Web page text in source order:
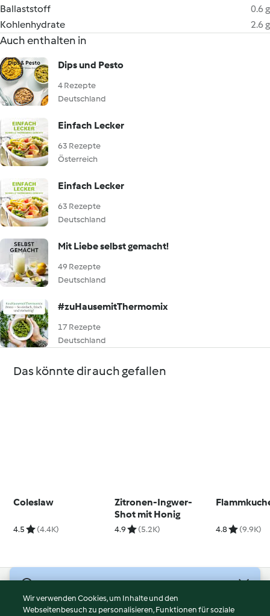
Ballaststoff
0.6 g
Kohlenhydrate
2.6 g
Auch enthalten in
Dips und Pesto
4 Rezepte
Deutschland
Einfach Lecker
63 Rezepte
Österreich
Einfach Lecker
63 Rezepte
Deutschland
Mit Liebe selbst gemacht!
49 Rezepte
Deutschland
#zuHausemitThermomix
17 Rezepte
Deutschland
Das könnte dir auch gefallen
Coleslaw
4.5 (4.4K)
Zitronen-Ingwer-
Shot mit Honig
4.9 (5.2K) 4.8 (9.9K)
Nutzungsbedingungen
Wir verwenden Cookies, um Inhalte und den
Webseitenbesuch zu personalisieren, Funktionen für soziale